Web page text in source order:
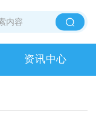
资讯中心